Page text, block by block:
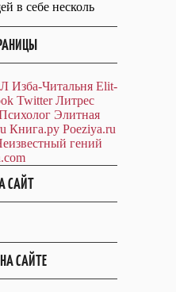
в себе несколь
Изба-Читальня Elit-
Twitter Литрес
Элитная
Книга.ру Poeziya.ru
гений
САЙТ
САЙТЕ